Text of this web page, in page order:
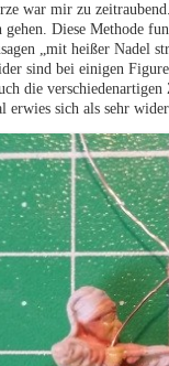
war mir zu
Diese Methode
„mit heißer Nadel
sind bei einigen
die
erwies sich als sehr